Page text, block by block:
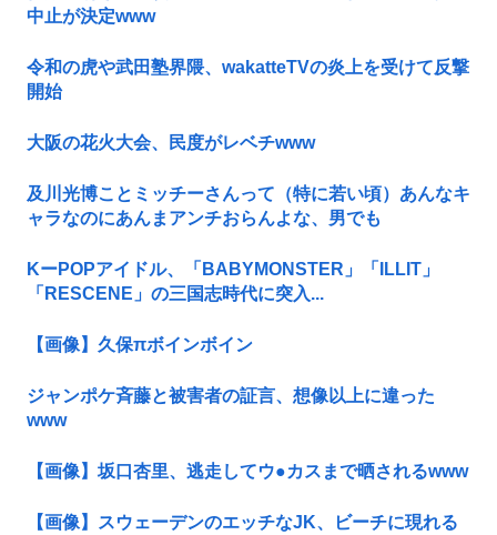
中止が決定www
令和の虎や武田塾界隈、wakatteTVの炎上を受けて反撃
開始
大阪の花火大会、民度がレベチwww
及川光博ことミッチーさんって（特に若い頃）あんなキ
ャラなのにあんまアンチおらんよな、男でも
KーPOPアイドル、「BABYMONSTER」「ILLIT」
「RESCENE」の三国志時代に突入...
【画像】久保πボインボイン
ジャンポケ斉藤と被害者の証言、想像以上に違った
www
【画像】坂口杏里、逃走してウ●カスまで晒されるwww
【画像】スウェーデンのエッチなJK、ビーチに現れる